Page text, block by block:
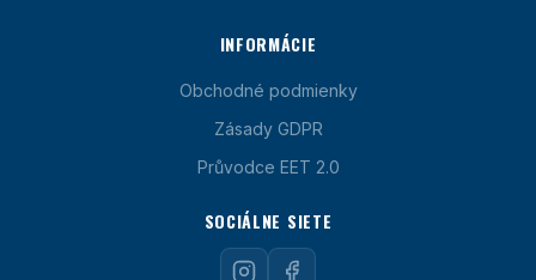
INFORMÁCIE
Obchodné podmienky
Zásady GDPR
Průvodce EET 2.0
SOCIÁLNE SIETE